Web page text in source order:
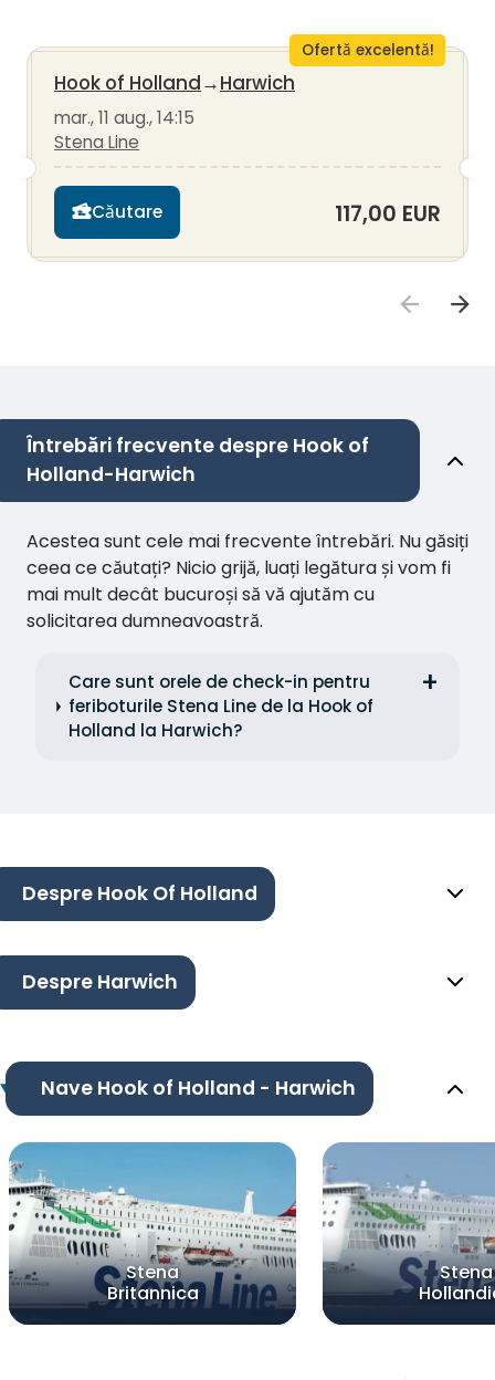
Ofertă excelentă!
Hook of Holland→Harwich
mar., 11 aug., 14:15
Stena Line
Căutare 117,00 EUR
Întrebări frecvente despre Hook of
Holland-Harwich
Acestea sunt cele mai frecvente întrebări. Nu găsiți
ceea ce căutați? Nicio grijă, luați legătura și vom fi
mai mult decât bucuroși să vă ajutăm cu
solicitarea dumneavoastră.
Care sunt orele de check-in pentru
feriboturile Stena Line de la Hook of
Holland la Harwich?
Despre Hook Of Holland
Despre Harwich
Nave Hook of Holland - Harwich
Stena
Britannica
Stena